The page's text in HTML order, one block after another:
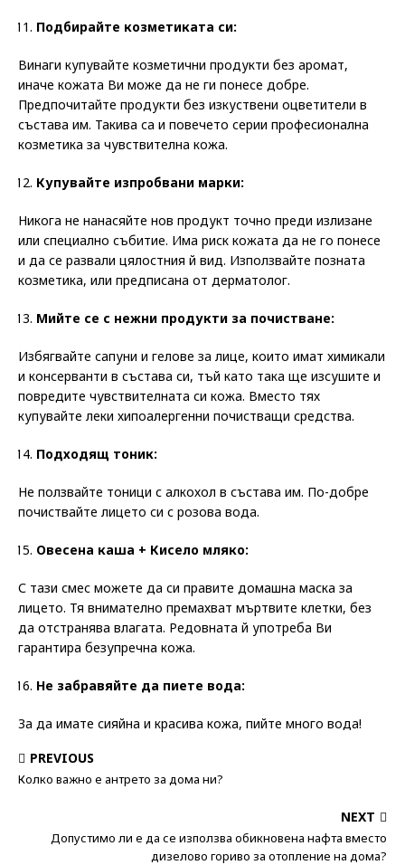
Подбирайте козметиката си:
Винаги купувайте козметични продукти без аромат,
иначе кожата Ви може да не ги понесе добре.
Предпочитайте продукти без изкуствени оцветители в
състава им. Такива са и повечето серии професионална
козметика за чувствителна кожа.
Купувайте изпробвани марки:
Никога не нанасяйте нов продукт точно преди излизане
или специално събитие. Има риск кожата да не го понесе
и да се развали цялостния й вид. Използвайте позната
козметика, или предписана от дерматолог.
Мийте се с нежни продукти за почистване:
Избягвайте сапуни и гелове за лице, които имат химикали
и консерванти в състава си, тъй като така ще изсушите и
повредите чувствителната си кожа. Вместо тях
купувайте леки хипоалергенни почистващи средства.
Подходящ тоник:
Не ползвайте тоници с алкохол в състава им. По-добре
почиствайте лицето си с розова вода.
Овесена каша + Кисело мляко:
С тази смес можете да си правите домашна маска за
лицето. Тя внимателно премахват мъртвите клетки, без
да отстранява влагата. Редовната й употреба Ви
гарантира безупречна кожа.
Не забравяйте да пиете вода:
За да имате сияйна и красива кожа, пийте много вода!
PREVIOUS
Колко важно е антрето за дома ни?
NEXT
Допустимо ли е да се използва обикновена нафта вместо
дизелово гориво за отопление на дома?